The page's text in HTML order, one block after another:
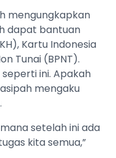
mengungkapkan
dapat bantuan
Kartu Indonesia
Tunai (BPNT).
ini. Apakah
mengaku
setelah ini ada
kita semua,”